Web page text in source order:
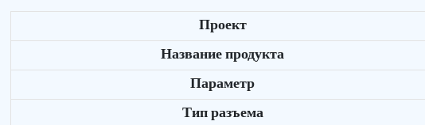
Проект
Название продукта
Параметр
Тип разъема